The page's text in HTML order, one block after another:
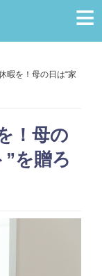
≡
暇を！母の日は“家
！母の
”を贈ろ